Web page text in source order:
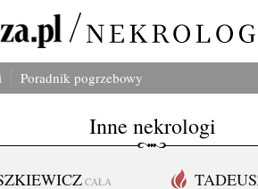
Poradnik pogrzebowy
Inne nekrologi
CAŁA